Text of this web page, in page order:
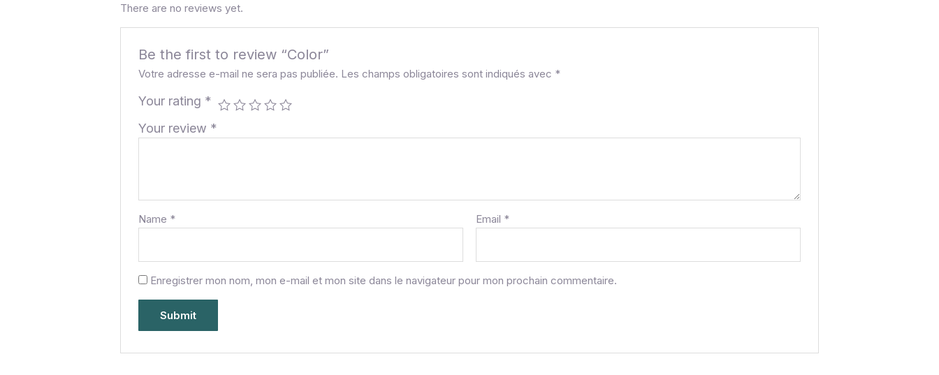
There are no reviews yet.
Be the first to review “Color”
Votre adresse e-mail ne sera pas publiée. Les champs obligatoires sont indiqués avec *
Your rating *
Your review *
Name * Email *
Enregistrer mon nom, mon e-mail et mon site dans le navigateur pour mon prochain commentaire.